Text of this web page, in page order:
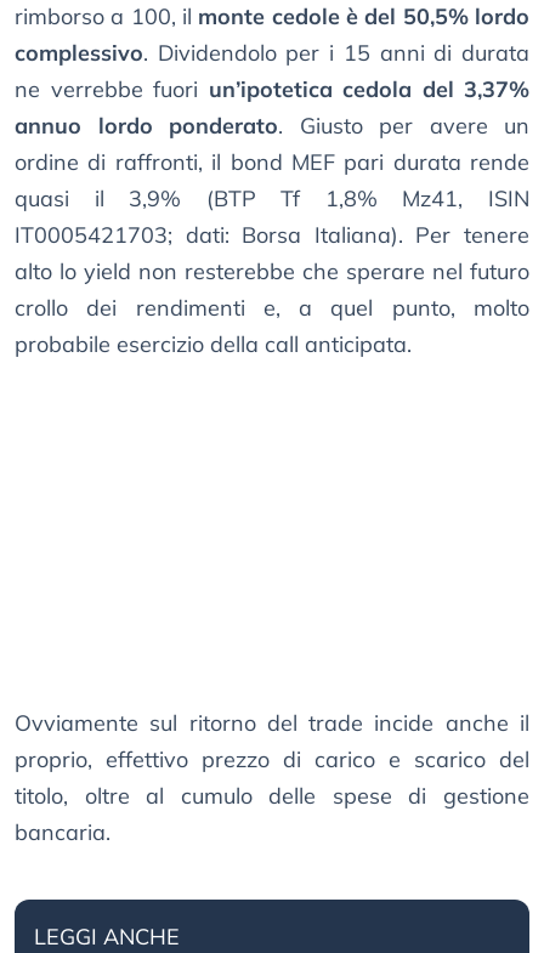
rimborso a 100, il monte cedole è del 50,5% lordo
complessivo. Dividendolo per i 15 anni di durata
ne verrebbe fuori un’ipotetica cedola del 3,37%
annuo lordo ponderato. Giusto per avere un
ordine di raffronti, il bond MEF pari durata rende
quasi il 3,9% (BTP Tf 1,8% Mz41, ISIN
IT0005421703; dati: Borsa Italiana). Per tenere
alto lo yield non resterebbe che sperare nel futuro
crollo dei rendimenti e, a quel punto, molto
probabile esercizio della call anticipata.
Ovviamente sul ritorno del trade incide anche il
proprio, effettivo prezzo di carico e scarico del
titolo, oltre al cumulo delle spese di gestione
bancaria.
LEGGI ANCHE